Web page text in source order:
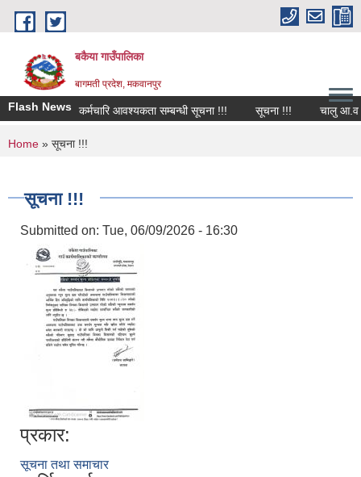
Skip to main content
बकैया गाउँपालिका
बागमती प्रदेश, मकवानपुर
Flash Newsकर्मचारि आवश्यकता सम्बन्धी सूचना !!! सूचना !!! चालु आ.व
You are here
Home » सूचना !!!
सूचना !!!
Submitted on: Tue, 06/09/2026 - 16:30
प्रकार:
सूचना तथा समाचार